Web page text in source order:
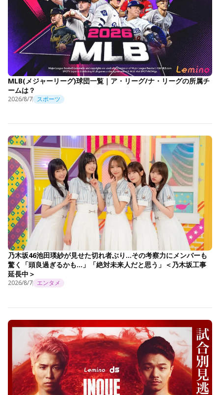
MLB(メジャーリーグ)球団一覧｜ア・リーグ/ナ・リーグの所属チ
ームは？
2026/8/7 スポーツ
乃木坂46池田瑛紗が見せた切れ者ぶり…その考察力にメンバーも
驚く「頭良過ぎるかも…」「絶対未来人だと思う」＜乃木坂工事
延長中＞
2026/8/7 エンタメ